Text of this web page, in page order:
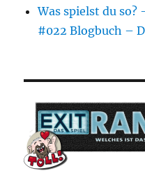
Was spielst du
#022 Blogbuch –